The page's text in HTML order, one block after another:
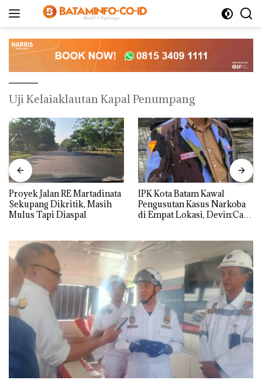
Uji Kelaiaklautan Kapal Penumpang
Proyek Jalan RE Martadinata
Sekupang Dikritik, Masih
Mulus Tapi Diaspal
IPK Kota Batam Kawal
Pengusutan Kasus Narkoba
di Empat Lokasi, Devin:Cari